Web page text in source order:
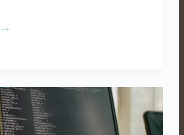
Le
aux
Emirats…